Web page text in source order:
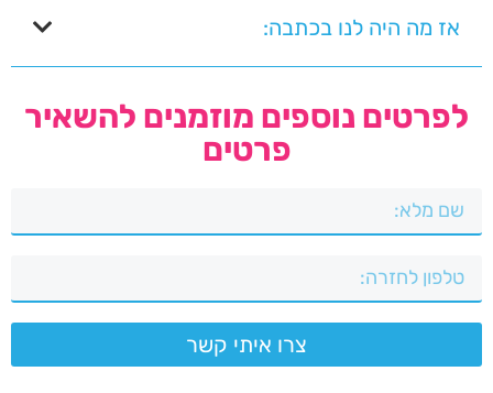
אז מה היה לנו בכתבה:
לפרטים נוספים מוזמנים להשאיר
פרטים
צרו איתי קשר